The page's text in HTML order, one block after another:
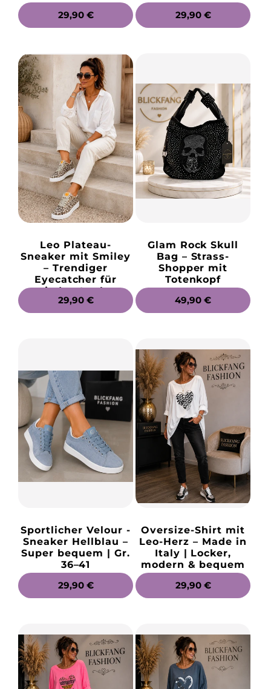
NORMALER
PREIS
29,90 €
NORMALER
PREIS
29,90 €
Leo Plateau-
Sneaker mit Smiley
– Trendiger
Eyecatcher für
jeden Look
NORMALER
PREIS
29,90 €
Glam Rock Skull
Bag – Strass-
Shopper mit
Totenkopf
NORMALER
PREIS
49,90 €
Sportlicher Velour -
Sneaker Hellblau –
Super bequem | Gr.
36–41
NORMALER
PREIS
29,90 €
Oversize-Shirt mit
Leo-Herz – Made in
Italy | Locker,
modern & bequem
NORMALER
PREIS
29,90 €